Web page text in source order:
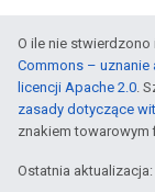
O ile nie
Commons – uznanie
licencji Apache 2.0.
zasady dotyczące
znakiem towarowym
Ostatnia aktualizacja: